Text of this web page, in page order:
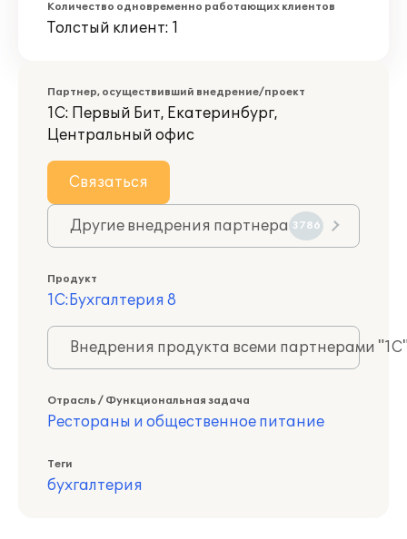
Количество одновременно работающих клиентов
Толстый клиент: 1
Партнер, осуществивший внедрение/проект
1С: Первый Бит, Екатеринбург,
Центральный офис
Связаться
Другие внедрения партнера 3786
Продукт
1С:Бухгалтерия 8
Внедрения продукта всеми партнерами
Отрасль / Функциональная задача
Рестораны и общественное питание
Теги
бухгалтерия